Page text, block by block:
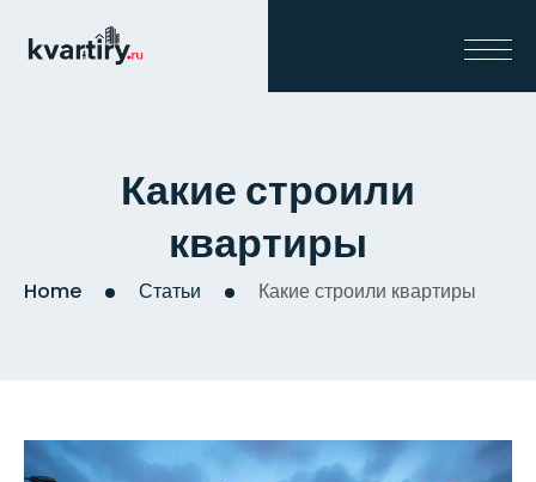
Какие строили
квартиры
Home Статьи Какие строили квартиры